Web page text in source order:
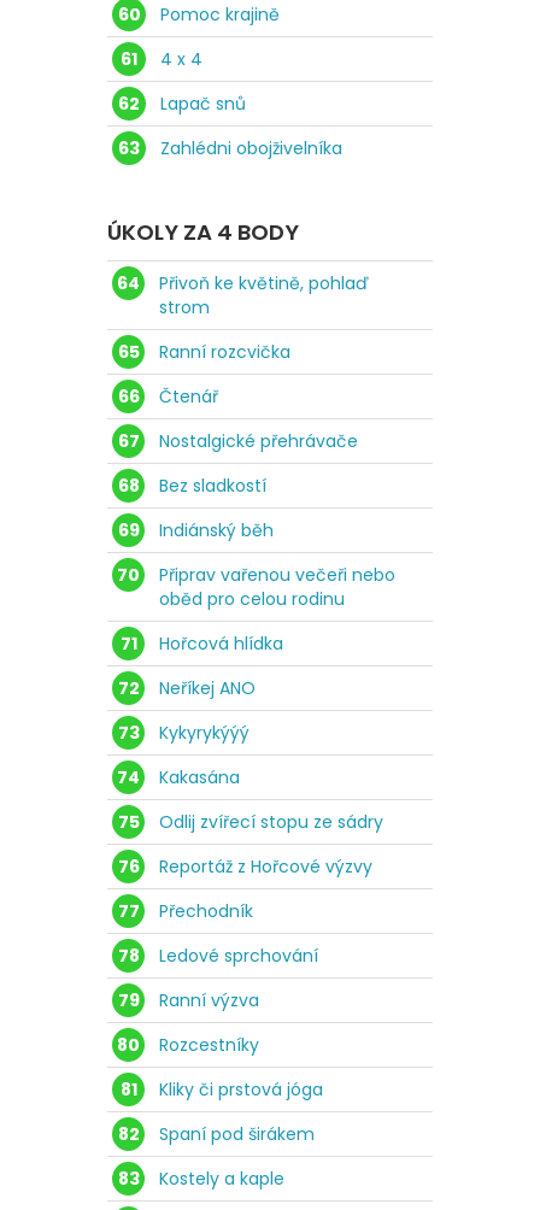
60
Pomoc krajině
61
4 x 4
62
Lapač snů
63
Zahlédni obojživelníka
ÚKOLY ZA 4 BODY
64
Přivoň ke květině, pohlaď
strom
65
Ranní rozcvička
66
Čtenář
67
Nostalgické přehrávače
68
Bez sladkostí
69
Indiánský běh
70
Připrav vařenou večeři nebo
oběd pro celou rodinu
71
Hořcová hlídka
72
Neříkej ANO
73
Kykyrykýýý
74
Kakasána
75
Odlij zvířecí stopu ze sádry
76
Reportáž z Hořcové výzvy
77
Přechodník
78
Ledové sprchování
79
Ranní výzva
80
Rozcestníky
81
Kliky či prstová jóga
82
Spaní pod širákem
83
Kostely a kaple